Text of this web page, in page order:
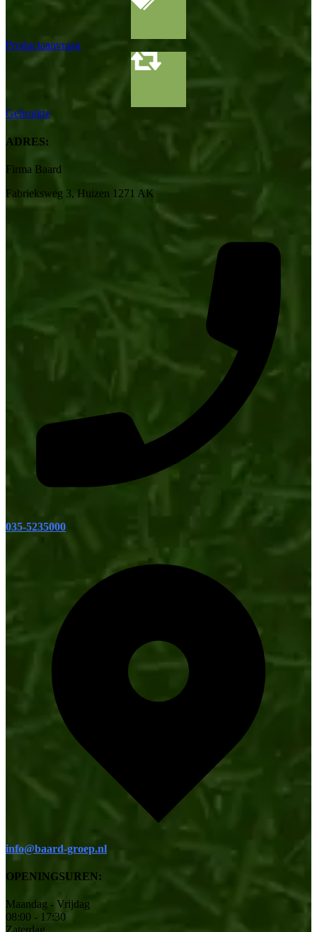
Productaanvraag
Gebruikte
ADRES:
Firma Baard
Fabrieksweg 3, Huizen 1271 AK
035-5235000
info@baard-groep.nl
OPENINGSUREN:
Maandag - Vrijdag
08:00 - 17:30